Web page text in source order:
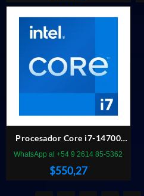
Procesador Core i7-14700
2.1GHz 33MB LGA 1700
$550,27
WhatsApp al +54 9 2614 85-5362